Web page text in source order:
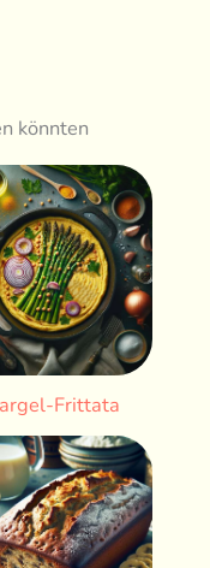
könnten
Frittata